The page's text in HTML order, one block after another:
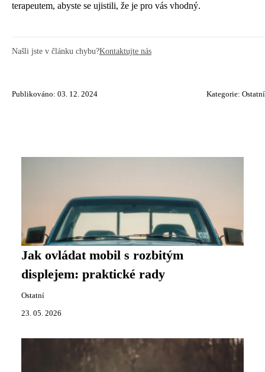
terapeutem, abyste se ujistili, že je pro vás vhodný.
Našli jste v článku chybu?Kontaktujte nás
Publikováno: 03. 12. 2024 Kategorie: Ostatní
Jak ovládat mobil s rozbitým
displejem: praktické rady
Ostatní
23. 05. 2026